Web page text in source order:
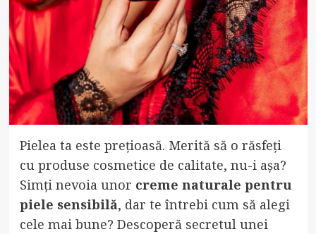
Pielea ta este prețioasă. Merită să o răsfeți
cu produse cosmetice de calitate, nu-i așa?
Simți nevoia unor creme naturale pentru
piele sensibilă, dar te întrebi cum să alegi
cele mai bune? Descoperă secretul unei